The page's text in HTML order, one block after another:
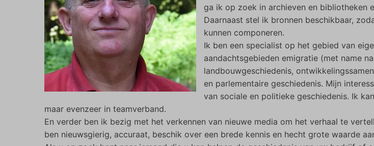
ga ik op zoek in archieven en bibliotheken
Daarnaast stel ik bronnen beschikbaar,
kunnen componeren.
Ik ben een specialist op het gebied van
aandachtsgebieden emigratie (met name
landbouwgeschiedenis,
en parlementaire geschiedenis. Mijn
van sociale en politieke geschiedenis. Ik
maar evenzeer in teamverband.
En verder ben ik bezig met het verkennen van nieuwe media om het verhaal te
ben nieuwsgierig, accuraat, beschik over een brede kennis en hecht grote waarde